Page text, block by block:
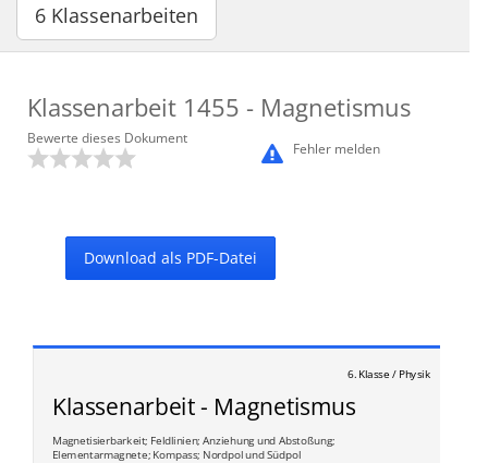
6 Klassenarbeiten
Klassenarbeit 1455 - Magnetismus
Fehler melden
Bewerte dieses Dokument
Download als PDF-Datei
6. Klasse / Physik
Klassenarbeit - Magnetismus
Magnetisierbarkeit; Feldlinien; Anziehung und Abstoßung;
Elementarmagnete; Kompass; Nordpol und Südpol